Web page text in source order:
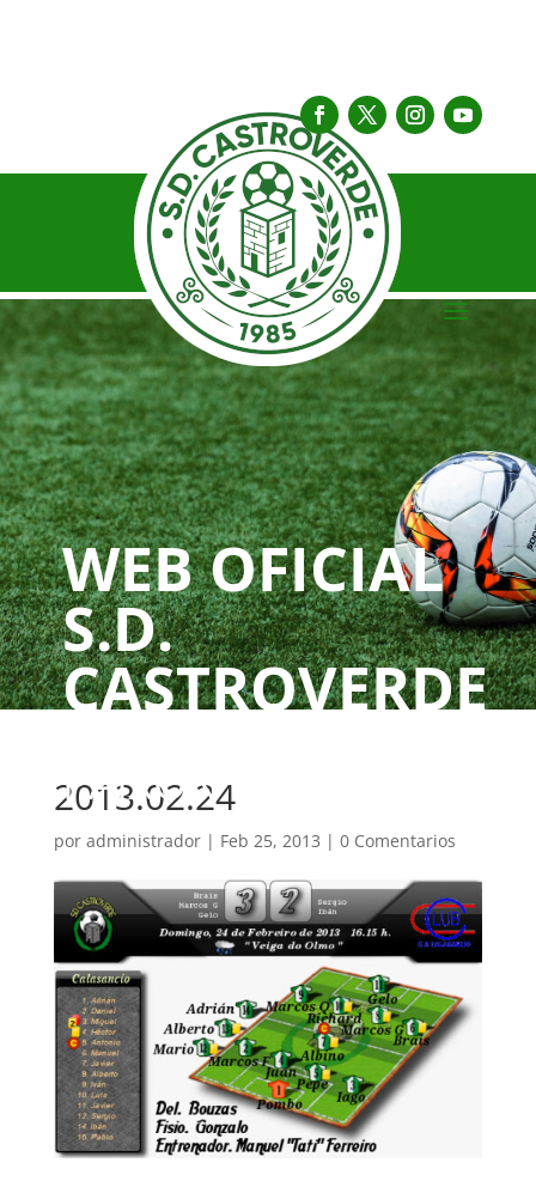
WEB OFICIAL
S.D.
CASTROVERDE
PAIXÓN
2013.02.24
por administrador| Feb 25, 2013 | 0 Comentarios